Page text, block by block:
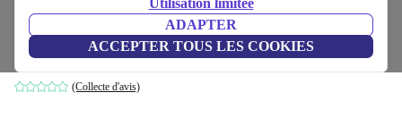
Utilisation limitée
ADAPTER
ACCEPTER TOUS LES COOKIES
Logitech MK710
Noir | FR
(Collecte d'avis)